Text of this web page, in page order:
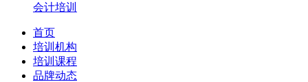
会计培训
首页
培训机构
培训课程
品牌动态